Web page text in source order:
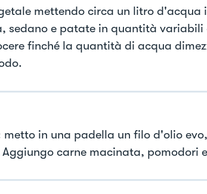
mettendo circa un litro d'acqua
sedano e patate in quantità variabili
finché la quantità di acqua
in una padella un filo d'olio
carne macinata, pomodori